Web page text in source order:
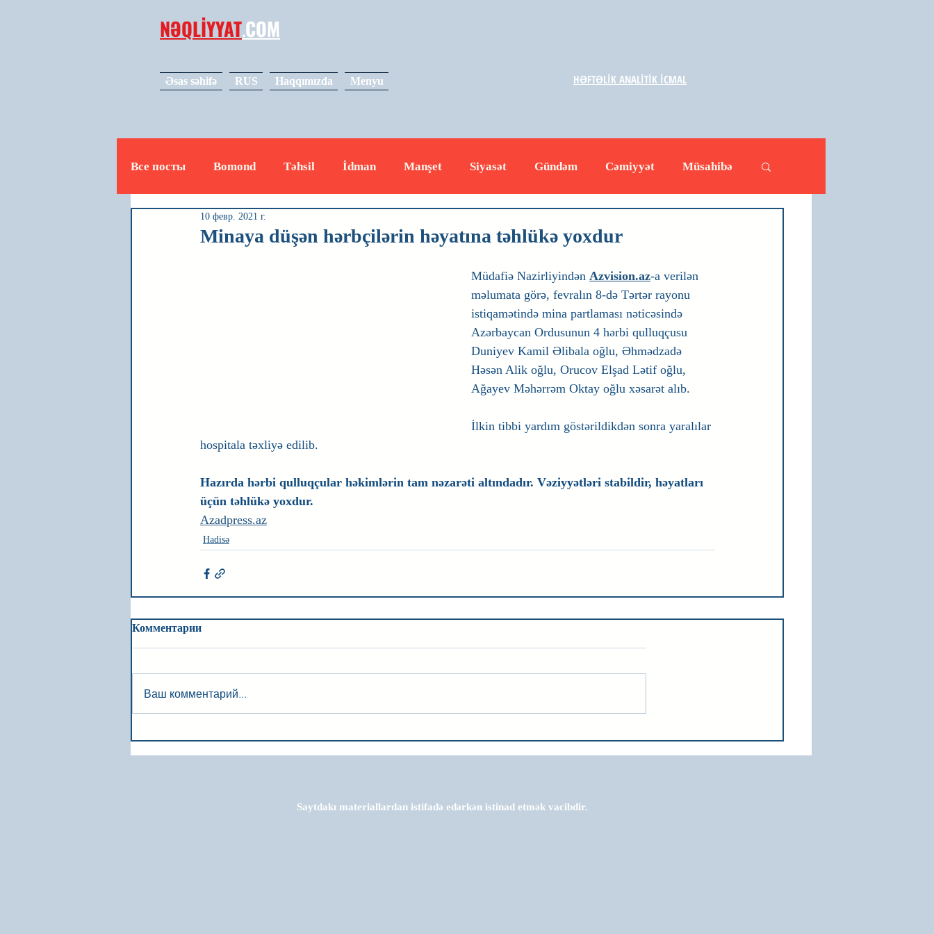
NƏQLİYYAT.COM
Əsas səhifə RUS Haqqımızda Menyu
Все посты Bomond Təhsil İdman Manşet Siyasət Gündəm Cəmiyyət Müsahibə
Video
Minaya düşən hərbçilərin həyatına təhlükə yoxdur
10 февр. 2021 г.
Müdafiə Nazirliyindən Azvision.az-a verilən
məlumata görə, fevralın 8-də Tərtər rayonu
istiqamətində mina partlaması nəticəsində
Azərbaycan Ordusunun 4 hərbi qulluqçusu
Duniyev Kamil Əlibala oğlu, Əhmədzadə
Həsən Alik oğlu, Orucov Elşad Lətif oğlu,
Ağayev Məhərrəm Oktay oğlu xəsarət alıb.
İlkin tibbi yardım göstərildikdən sonra yaralılar
hospitala təxliyə edilib.
Hazırda hərbi qulluqçular həkimlərin tam nəzarəti altındadır. Vəziyyətləri stabildir, həyatları
üçün təhlükə yoxdur.
Azadpress.az
Hadisə
Комментарии
Ваш комментарий...
HƏFTƏLİK ANALİTİK İCMAL
Saytdakı materiallardan istifadə edərkən istinad etmək vacibdir.